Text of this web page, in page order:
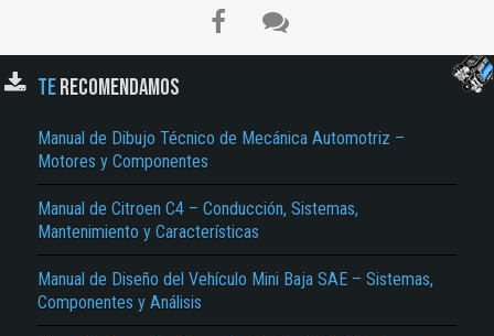
TERECOMENDAMOS
Manual de Dibujo Técnico de Mecánica Automotriz –
Motores y Componentes
Manual de Citroen C4 – Conducción, Sistemas,
Mantenimiento y Características
Manual de Diseño del Vehículo Mini Baja SAE – Sistemas,
Componentes y AnálisisTexto o Imagen de portada son erróneos.